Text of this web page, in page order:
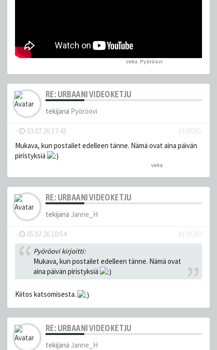
veka ,Pyöröovi
RE: URBAANI VIDEOKETJU
tekijänä Pyöröovi
- 03.07.26 17:43
#109265
Mukava, kun postailet edelleen tänne. Nämä ovat aina päivän
piristyksiä
veka
RE: URBAANI VIDEOKETJU
tekijänä Janne_H
- 05.07.26 10:54
#109269
Pyöröovi kirjoitti:
Mukava, kun postailet edelleen tänne. Nämä ovat
aina päivän piristyksiä
Kiitos katsomisesta.
RE: URBAANI VIDEOKETJU
tekijänä Janne_H